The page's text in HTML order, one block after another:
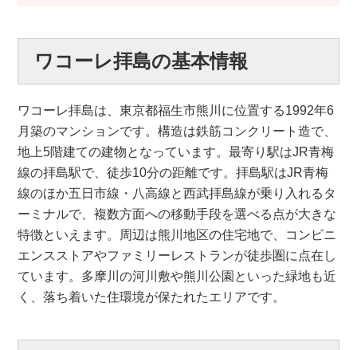
ワコーレ拝島の基本情報
ワコーレ拝島は、東京都福生市熊川に位置する1992年6
月築のマンションです。構造は鉄筋コンクリート造で、
地上5階建ての建物となっています。最寄り駅はJR青梅
線の拝島駅で、徒歩10分の距離です。拝島駅はJR青梅
線のほか五日市線・八高線と西武拝島線が乗り入れるタ
ーミナルで、複数方面への移動手段を選べる点が大きな
特徴といえます。周辺は熊川地区の住宅地で、コンビニ
エンスストアやファミリーレストランが徒歩圏に点在し
ています。多摩川の河川敷や熊川公園といった緑地も近
く、落ち着いた住環境が保たれたエリアです。